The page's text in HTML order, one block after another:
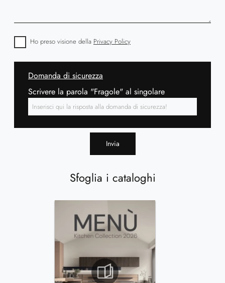
Sfoglia i cataloghi
Ho preso visione della Privacy Policy
Domanda di sicurezza
Scrivere la parola "Fragole" al singolare
Invia